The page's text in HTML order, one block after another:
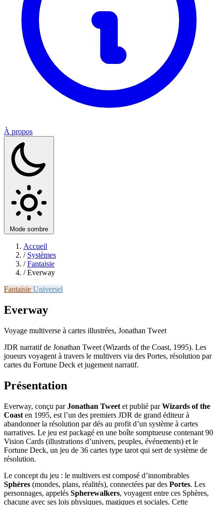
À propos
Mode sombre
Accueil
/ Systèmes
/ Fantaisie
/ Everway
Fantaisie Universel
Everway
Voyage multiverse à cartes illustrées, Jonathan Tweet
JDR narratif de Jonathan Tweet (Wizards of the Coast, 1995). Les
joueurs voyagent à travers le multivers via des Portes, résolution par
cartes du Fortune Deck et jugement narratif.
Présentation
Everway, conçu parJonathan Tweet et publié parWizards of the
Coast en 1995, est l’un des premiers JDR de grand éditeur à
abandonner la résolution par dés au profit d’un système à cartes
narratives. Le jeu est packagé en une boîte somptueuse contenant 90
Vision Cards (illustrations d’univers, peuples, événements) et le
Fortune Deck, un jeu de 36 cartes type tarot qui sert de système de
résolution.
Le concept du jeu : le multivers est composé d’innombrables
Sphères (mondes, plans, réalités), connectées par des Portes. Les
personnages, appelés Spherewalkers, voyagent entre ces Sphères,
chacune avec ses lois physiques, magiques et sociales. Cette